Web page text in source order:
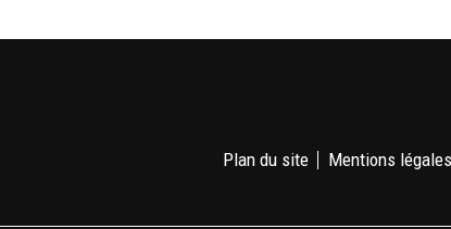
Plan du site Mentions légales